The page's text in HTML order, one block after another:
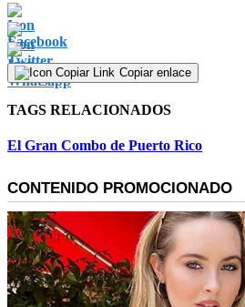
Copiar enlace
TAGS RELACIONADOS
El Gran Combo de Puerto Rico